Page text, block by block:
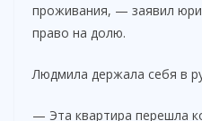
проживания, — заявил
право на долю.
Людмила держала себя в
— Эта квартира перешла